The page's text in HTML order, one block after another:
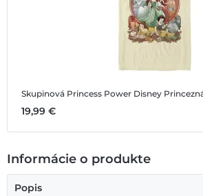
Skupinová Princess Power Disney Princezná -
19,99 €
Informácie o produkte
Popis